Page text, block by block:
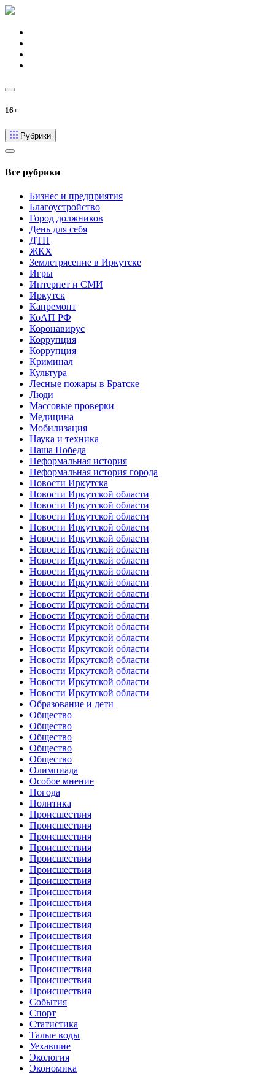
16+
Рубрики
Все рубрики
Бизнес и предприятия
Благоустройство
Город должников
День для себя
ДТП
ЖКХ
Землетрясение в Иркутске
Игры
Интернет и СМИ
Иркутск
Капремонт
КоАП РФ
Коронавирус
Коррупция
Коррупция
Криминал
Культура
Лесные пожары в Братске
Люди
Массовые проверки
Медицина
Мобилизация
Наука и техника
Наша Победа
Неформальная история
Неформальная история города
Новости Иркутска
Новости Иркутской области
Новости Иркутской области
Новости Иркутской области
Новости Иркутской области
Новости Иркутской области
Новости Иркутской области
Новости Иркутской области
Новости Иркутской области
Новости Иркутской области
Новости Иркутской области
Новости Иркутской области
Новости Иркутской области
Новости Иркутской области
Новости Иркутской области
Новости Иркутской области
Новости Иркутской области
Новости Иркутской области
Новости Иркутской области
Новости Иркутской области
Образование и дети
Общество
Общество
Общество
Общество
Общество
Олимпиада
Особое мнение
Погода
Политика
Происшествия
Происшествия
Происшествия
Происшествия
Происшествия
Происшествия
Происшествия
Происшествия
Происшествия
Происшествия
Происшествия
Происшествия
Происшествия
Происшествия
Происшествия
Происшествия
Происшествия
События
Спорт
Статистика
Талые воды
Уехавшие
Экология
Экономика